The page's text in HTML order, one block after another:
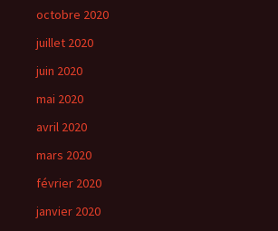
octobre 2020
juillet 2020
juin 2020
mai 2020
avril 2020
mars 2020
février 2020
janvier 2020